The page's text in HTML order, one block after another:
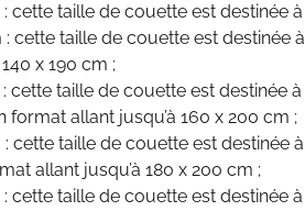
cette taille de couette est destinée
: cette taille de couette est
x 190 cm ;
cette taille de couette est destinée
format allant jusqu’à 160 x 200 cm ;
cette taille de couette est destinée
allant jusqu’à 180 x 200 cm ;
: cette taille de couette est destinée